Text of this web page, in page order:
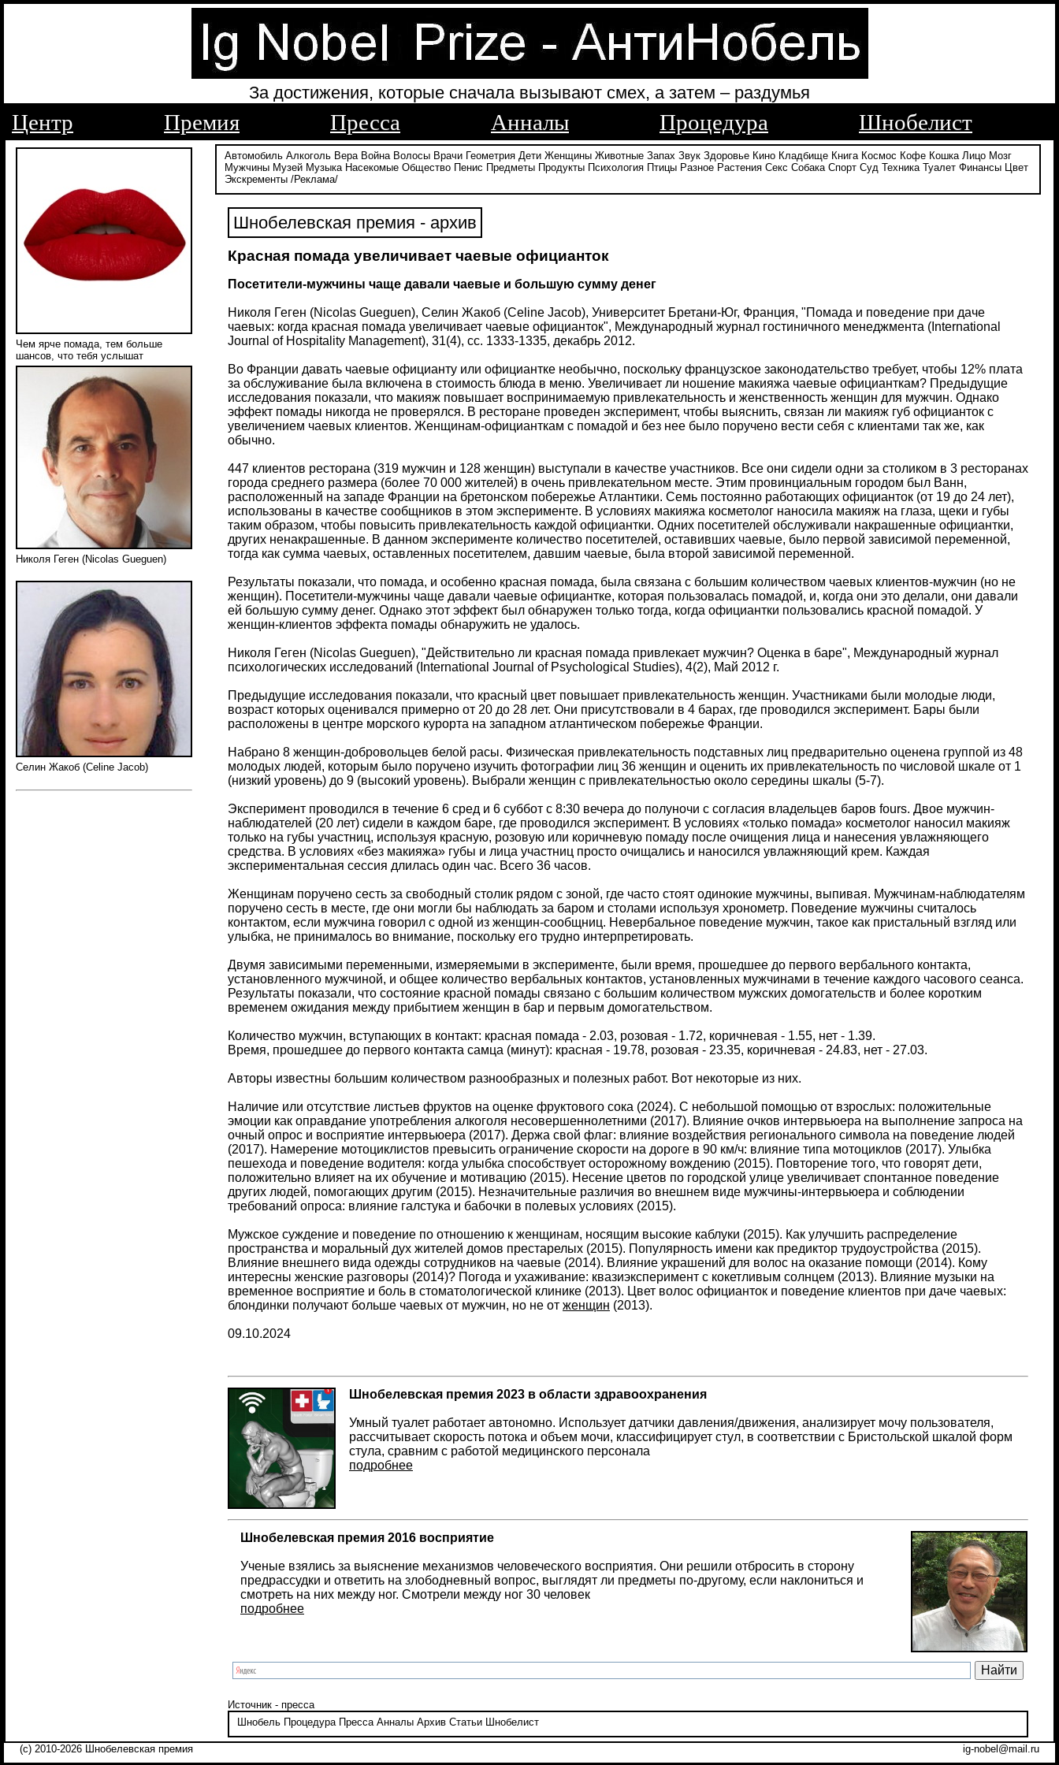
За достижения, которые сначала вызывают смех, а затем – раздумья
Центр Премия Пресса Анналы Процедура Шнобелист
Чем ярче помада, тем больше
шансов, что тебя услышат
Николя Геген (Nicolas Gueguen)
Селин Жакоб (Celine Jacob)
Автомобиль Алкоголь Вера Война Волосы Врачи Геометрия Дети Женщины Животные Запах Звук Здоровье Кино Кладбище Книга Космос Кофе Кошка Лицо Мозг
Мужчины Музей Музыка Насекомые Общество Пенис Предметы Продукты Психология Птицы Разное Растения Секс Собака Спорт Суд Техника Туалет Финансы
Цвет
Экскременты /Реклама/
Шнобелевская премия - архив
Красная помада увеличивает чаевые официанток
Посетители-мужчины чаще давали чаевые и большую сумму денег
Николя Геген (Nicolas Gueguen), Селин Жакоб (Celine Jacob), Университет Бретани-Юг, Франция, "Помада и поведение при даче
чаевых: когда красная помада увеличивает чаевые официанток", Международный журнал гостиничного менеджмента (International
Journal of Hospitality Management), 31(4), сс. 1333-1335, декабрь 2012.
Во Франции давать чаевые официанту или официантке необычно, поскольку французское законодательство требует, чтобы 12% плата
за обслуживание была включена в стоимость блюда в меню. Увеличивает ли ношение макияжа чаевые официанткам? Предыдущие
исследования показали, что макияж повышает воспринимаемую привлекательность и женственность женщин для мужчин. Однако
эффект помады никогда не проверялся. В ресторане проведен эксперимент, чтобы выяснить, связан ли макияж губ официанток с
увеличением чаевых клиентов. Женщинам-официанткам с помадой и без нее было поручено вести себя с клиентами так же, как
обычно.
447 клиентов ресторана (319 мужчин и 128 женщин) выступали в качестве участников. Все они сидели одни за столиком в 3 ресторанах
города среднего размера (более 70 000 жителей) в очень привлекательном месте. Этим провинциальным городом был Ванн,
расположенный на западе Франции на бретонском побережье Атлантики. Семь постоянно работающих официанток (от 19 до 24 лет),
использованы в качестве сообщников в этом эксперименте. В условиях макияжа косметолог наносила макияж на глаза, щеки и губы
таким образом, чтобы повысить привлекательность каждой официантки. Одних посетителей обслуживали накрашенные официантки,
других ненакрашенные. В данном эксперименте количество посетителей, оставивших чаевые, было первой зависимой переменной,
тогда как сумма чаевых, оставленных посетителем, давшим чаевые, была второй зависимой переменной.
Результаты показали, что помада, и особенно красная помада, была связана с большим количеством чаевых клиентов-мужчин (но не
женщин). Посетители-мужчины чаще давали чаевые официантке, которая пользовалась помадой, и, когда они это делали, они давали
ей большую сумму денег. Однако этот эффект был обнаружен только тогда, когда официантки пользовались красной помадой. У
женщин-клиентов эффекта помады обнаружить не удалось.
Николя Геген (Nicolas Gueguen), "Действительно ли красная помада привлекает мужчин? Оценка в баре", Международный журнал
психологических исследований (International Journal of Psychological Studies), 4(2), Май 2012 г.
Предыдущие исследования показали, что красный цвет повышает привлекательность женщин. Участниками были молодые люди,
возраст которых оценивался примерно от 20 до 28 лет. Они присутствовали в 4 барах, где проводился эксперимент. Бары были
расположены в центре морского курорта на западном атлантическом побережье Франции.
Набрано 8 женщин-добровольцев белой расы. Физическая привлекательность подставных лиц предварительно оценена группой из 48
молодых людей, которым было поручено изучить фотографии лиц 36 женщин и оценить их привлекательность по числовой шкале от 1
(низкий уровень) до 9 (высокий уровень). Выбрали женщин с привлекательностью около середины шкалы (5-7).
Эксперимент проводился в течение 6 сред и 6 суббот с 8:30 вечера до полуночи с согласия владельцев баров fours. Двое мужчин-
наблюдателей (20 лет) сидели в каждом баре, где проводился эксперимент. В условиях «только помада» косметолог наносил макияж
только на губы участниц, используя красную, розовую или коричневую помаду после очищения лица и нанесения увлажняющего
средства. В условиях «без макияжа» губы и лица участниц просто очищались и наносился увлажняющий крем. Каждая
экспериментальная сессия длилась один час. Всего 36 часов.
Женщинам поручено сесть за свободный столик рядом с зоной, где часто стоят одинокие мужчины, выпивая. Мужчинам-наблюдателям
поручено сесть в месте, где они могли бы наблюдать за баром и столами используя хронометр. Поведение мужчины считалось
контактом, если мужчина говорил с одной из женщин-сообщниц. Невербальное поведение мужчин, такое как пристальный взгляд или
улыбка, не принималось во внимание, поскольку его трудно интерпретировать.
Двумя зависимыми переменными, измеряемыми в эксперименте, были время, прошедшее до первого вербального контакта,
установленного мужчиной, и общее количество вербальных контактов, установленных мужчинами в течение каждого часового сеанса.
Результаты показали, что состояние красной помады связано с большим количеством мужских домогательств и более коротким
временем ожидания между прибытием женщин в бар и первым домогательством.
Количество мужчин, вступающих в контакт: красная помада - 2.03, розовая - 1.72, коричневая - 1.55, нет - 1.39.
Время, прошедшее до первого контакта самца (минут): красная - 19.78, розовая - 23.35, коричневая - 24.83, нет - 27.03.
Авторы известны большим количеством разнообразных и полезных работ. Вот некоторые из них.
Наличие или отсутствие листьев фруктов на оценке фруктового сока (2024). С небольшой помощью от взрослых: положительные
эмоции как оправдание употребления алкоголя несовершеннолетними (2017). Влияние очков интервьюера на выполнение запроса на
очный опрос и восприятие интервьюера (2017). Держа свой флаг: влияние воздействия регионального символа на поведение людей
(2017). Намерение мотоциклистов превысить ограничение скорости на дороге в 90 км/ч: влияние типа мотоциклов (2017). Улыбка
пешехода и поведение водителя: когда улыбка способствует осторожному вождению (2015). Повторение того, что говорят дети,
положительно влияет на их обучение и мотивацию (2015). Несение цветов по городской улице увеличивает спонтанное поведение
других людей, помогающих другим (2015). Незначительные различия во внешнем виде мужчины-интервьюера и соблюдении
требований опроса: влияние галстука и бабочки в полевых условиях (2015).
Мужское суждение и поведение по отношению к женщинам, носящим высокие каблуки (2015). Как улучшить распределение
пространства и моральный дух жителей домов престарелых (2015). Популярность имени как предиктор трудоустройства (2015).
Влияние внешнего вида одежды сотрудников на чаевые (2014). Влияние украшений для волос на оказание помощи (2014). Кому
интересны женские разговоры (2014)? Погода и ухаживание: квазиэксперимент с кокетливым солнцем (2013). Влияние музыки на
временное восприятие и боль в стоматологической клинике (2013). Цвет волос официанток и поведение клиентов при даче чаевых:
блондинки получают больше чаевых от мужчин, но не от женщин (2013).
09.10.2024
Шнобелевская премия 2023 в области здравоохранения
Умный туалет работает автономно. Использует датчики давления/движения, анализирует мочу пользователя,
рассчитывает скорость потока и объем мочи, классифицирует стул, в соответствии с Бристольской шкалой форм
стула, сравним с работой медицинского персонала
подробнее
Шнобелевская премия 2016 восприятие
Ученые взялись за выяснение механизмов человеческого восприятия. Они решили отбросить в сторону
предрассудки и ответить на злободневный вопрос, выглядят ли предметы по-другому, если наклониться и
смотреть на них между ног. Смотрели между ног 30 человек
подробнее
Источник - пресса
Шнобель Процедура Пресса Анналы Архив Статьи Шнобелист
(c) 2010-2026 Шнобелевская премия ig-nobel@mail.ru